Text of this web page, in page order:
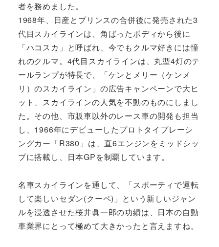
者を務めました。
1968年、日産とプリンスの合併後に発売された3
代目スカイラインは、角ばったボディから後に
「ハコスカ」と呼ばれ、今でもクルマ好きには憧
れのクルマ。4代目スカイラインは、丸型4灯のテ
ールランプが特長で、「ケンとメリー（ケンメ
リ）のスカイライン」の広告キャンペーンで大ヒ
ット、スカイラインの人気を不動のものにしまし
た。その他、市販車以外のレース車の開発も担当
し、1966年にデビューしたプロトタイプレーシ
ングカー「R380」は、直6エンジンをミッドシッ
プに搭載し、日本GPを制覇しています。
名車スカイラインを通して、「スポーティで運転
して楽しいセダン(クーペ)」という新しいジャン
ルを浸透させた桜井眞一郎の功績は、日本の自動
車業界にとって極めて大きかったと言えますね。